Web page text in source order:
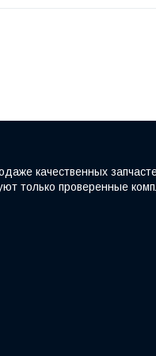
качественных
только проверенные